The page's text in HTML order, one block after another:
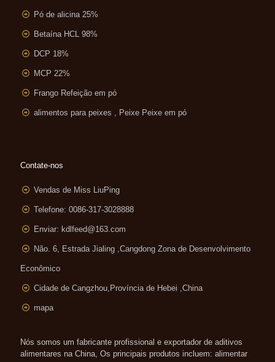
Pó de alicina 25%
Betaína HCL 98%
DCP 18%
MCP 22%
Frango Refeição em pó
alimentos para peixes , Peixe Peixe em pó
Contate-nos
Vendas de Miss LiuPing
Telefone: 0086-317-3028888
Enviar: kdlfeed@163.com
Não. 6, Estrada Jialing ,Cangdong Zona de Desenvolvimento
Econômico
Cidade de Cangzhou,Província de Hebei ,China
mapa
Nós somos um fabricante profissional e exportador de aditivos
alimentares na China, Os principais produtos incluem: alimentar